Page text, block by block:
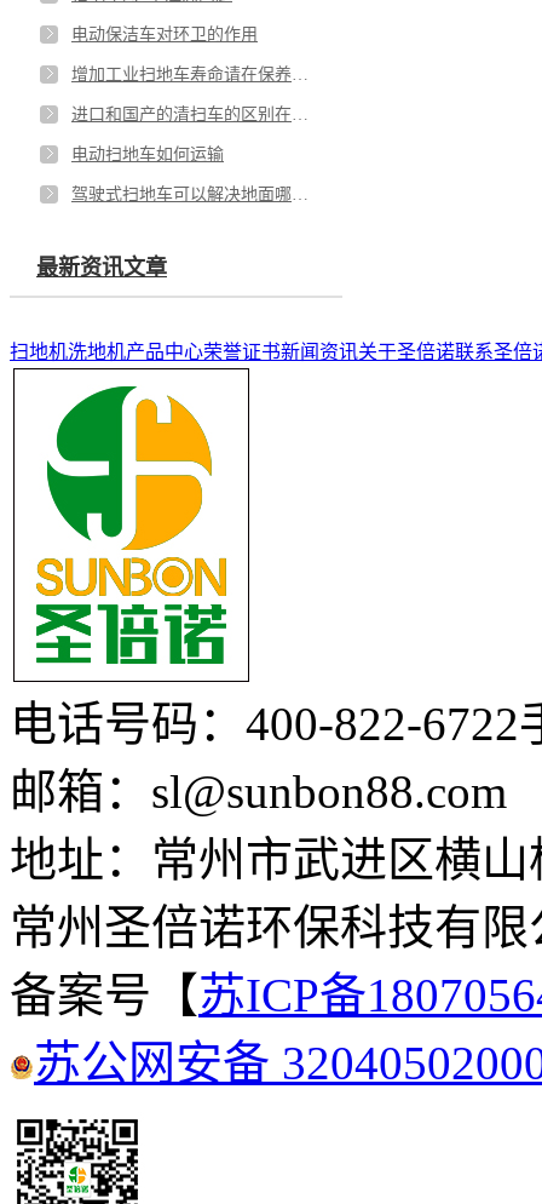
电动保洁车对环卫的作用
电动扫地车如何运输
最新资讯文章
扫地机洗地机产品中心荣誉证书新闻资讯关于圣倍诺联系圣倍
电话号码：400-822-6722
邮箱：sl@sunbon88.com
地址：常州市武进区横
常州圣倍诺环保科技有限
备案号【苏ICP备
苏公网安备